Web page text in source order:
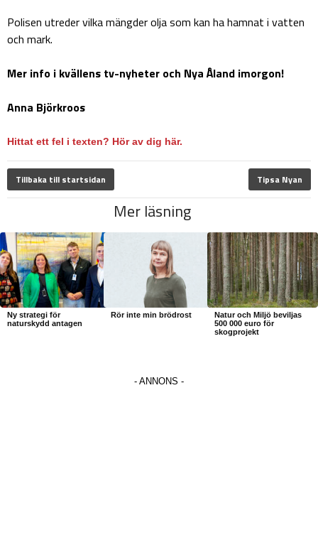
Polisen utreder vilka mängder olja som kan ha hamnat i vatten
och mark.
Mer info i kvällens tv-nyheter och Nya Åland imorgon!
Anna Björkroos
Hittat ett fel i texten? Hör av dig här.
Tillbaka till startsidan Tipsa Nyan
Mer läsning
Ny strategi för
naturskydd antagen
Rör inte min brödrost
Natur och Miljö beviljas
500 000 euro för
skogprojekt